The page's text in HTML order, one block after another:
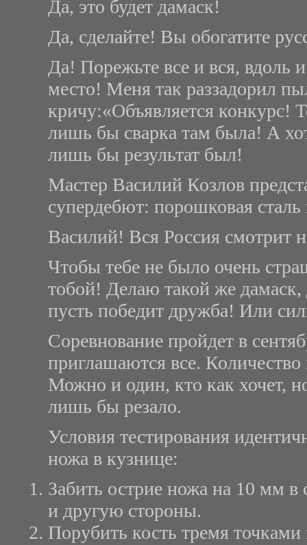
Да, это будет дамаск!
Да, сделайте! Вы обогатите
Да! Порежьте все и вся, вдоль
место! Меня так раззадорил
кричу:«Объявляется конкурс!
лишь бы сварка там была! А
лишь бы результат был!
Мастер Василий Козлов
супердебют: порошковая
Василий! Вся Россия смотрит
Чтобы тебе не было очень
тобой! Делаю такой же
пусть победит дружба! Или
Соревнование пройдет в
приглашаются все.
Можно и один, кто как хочет,
лишь бы резало.
Условия тестирования
ножа в кузнице:
Забить острие ножа на 10 мм
и другую стороны.
Порубить кость тремя